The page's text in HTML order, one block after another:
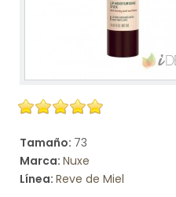
Tamaño: 73
Marca: Nuxe
Línea: Reve de Miel